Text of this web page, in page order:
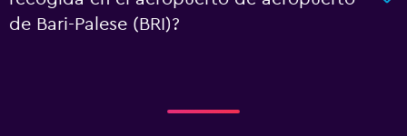
de Bari-Palese (BRI)?